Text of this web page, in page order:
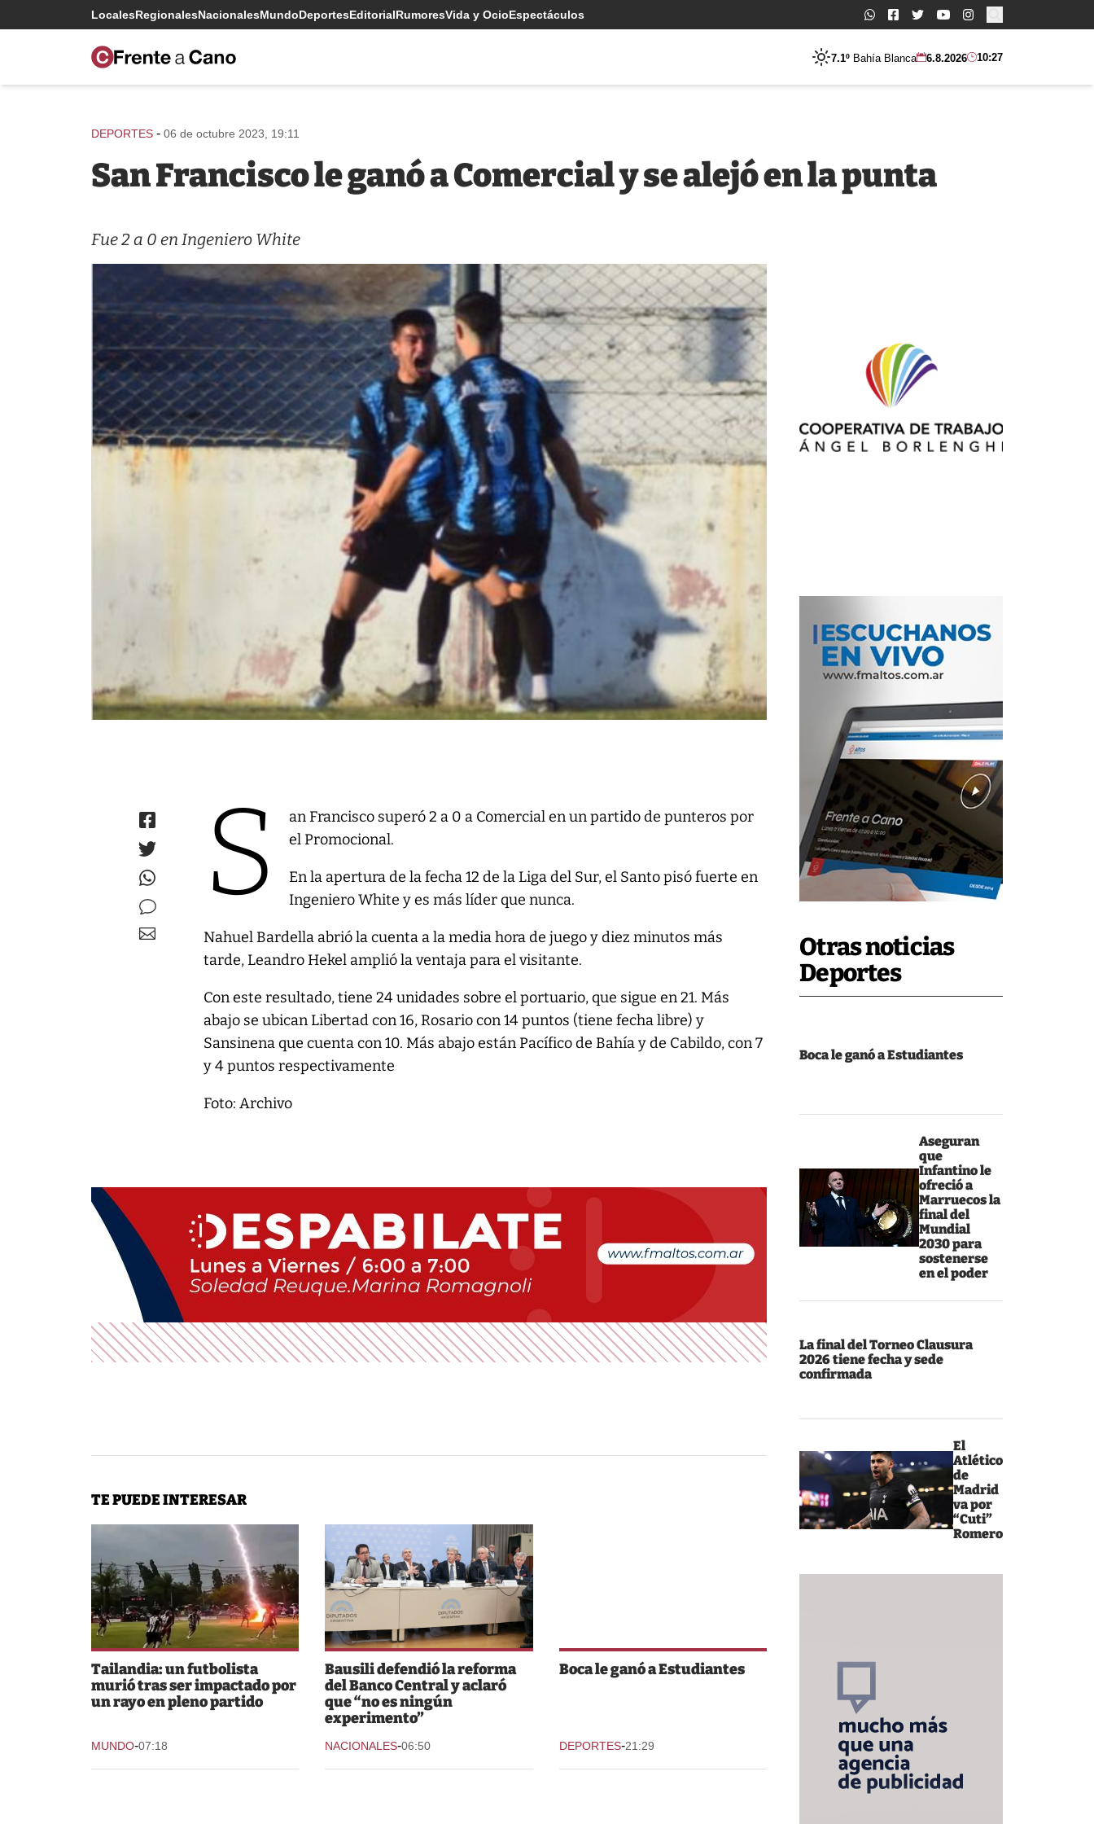
LocalesRegionalesNacionalesMundoDeportesEditorialRumoresVida y OcioEspectáculos Buscar:
7.1º Bahía Blanca 6.8.2026 10:27
Otras noticias
Deportes
Boca le ganó a Estudiantes
Aseguran
que
Infantino le
ofreció a
Marruecos la
final del
Mundial
2030 para
sostenerse
en el poder
La final del Torneo Clausura
2026 tiene fecha y sede
confirmada
El
Atlético
de
Madrid
va por
“Cuti”
Romero
DEPORTES - 06 de octubre 2023, 19:11
San Francisco le ganó a Comercial y se alejó en la punta
Fue 2 a 0 en Ingeniero White
S
an Francisco superó 2 a 0 a Comercial en un partido de punteros por
el Promocional.
En la apertura de la fecha 12 de la Liga del Sur, el Santo pisó fuerte en
Ingeniero White y es más líder que nunca.
Nahuel Bardella abrió la cuenta a la media hora de juego y diez minutos más
tarde, Leandro Hekel amplió la ventaja para el visitante.
Con este resultado, tiene 24 unidades sobre el portuario, que sigue en 21. Más
abajo se ubican Libertad con 16, Rosario con 14 puntos (tiene fecha libre) y
Sansinena que cuenta con 10. Más abajo están Pacífico de Bahía y de Cabildo, con 7
y 4 puntos respectivamente
Foto: Archivo
TE PUEDE INTERESAR
Tailandia: un futbolista
murió tras ser impactado por
un rayo en pleno partido
MUNDO-07:18
Bausili defendió la reforma
del Banco Central y aclaró
que “no es ningún
experimento”
NACIONALES-06:50
Boca le ganó a Estudiantes
DEPORTES-21:29